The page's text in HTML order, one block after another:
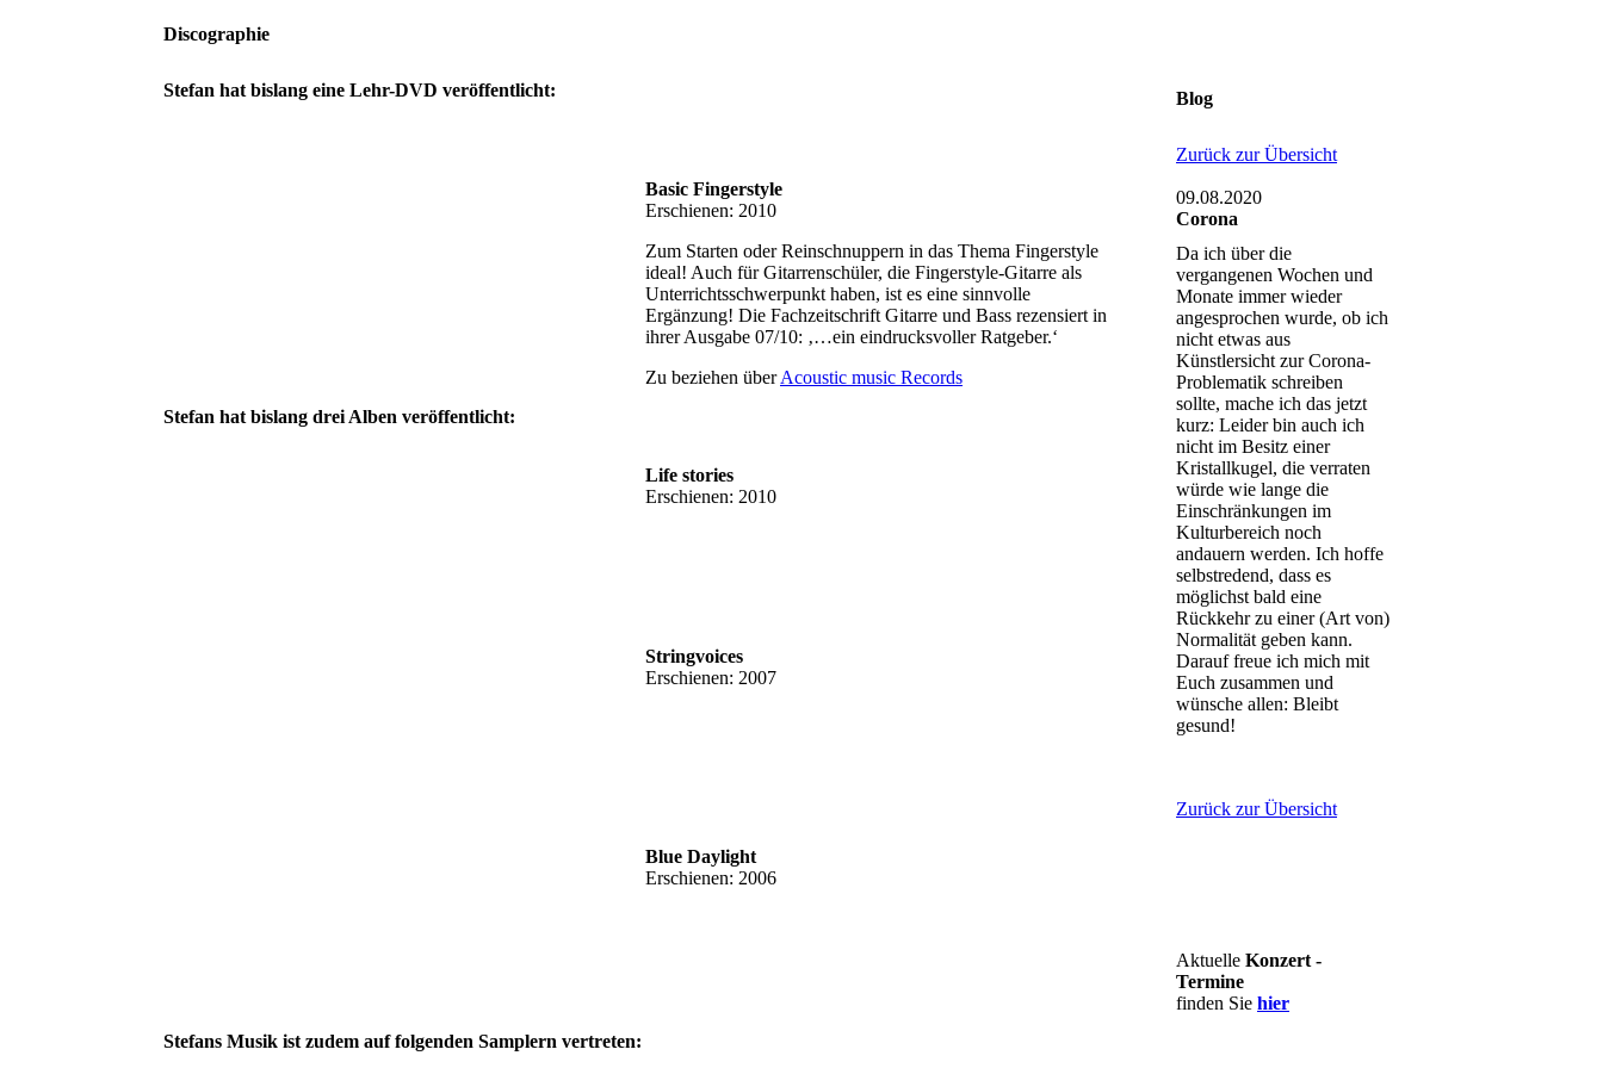
Discographie
Stefan hat bislang eine Lehr-DVD veröffentlicht:
Basic Fingerstyle
Erschienen: 2010
Zum Starten oder Reinschnuppern in das Thema Fingerstyle
ideal! Auch für Gitarrenschüler, die Fingerstyle-Gitarre als
Unterrichtsschwerpunkt haben, ist es eine sinnvolle
Ergänzung! Die Fachzeitschrift Gitarre und Bass rezensiert in
ihrer Ausgabe 07/10: ‚…ein eindrucksvoller Ratgeber.‘
Zu beziehen überAcoustic music Records
Stefan hat bislang drei Alben veröffentlicht:
Life stories
Erschienen: 2010
Stringvoices
Erschienen: 2007
Blue Daylight
Erschienen: 2006
Stefans Musik ist zudem auf folgenden Samplern vertreten:
Blog
Zurück zur Übersicht
09.08.2020
Corona
Da ich über die
vergangenen Wochen und
Monate immer wieder
angesprochen wurde, ob ich
nicht etwas aus
Künstlersicht zur Corona-
Problematik schreiben
sollte, mache ich das jetzt
kurz: Leider bin auch ich
nicht im Besitz einer
Kristallkugel, die verraten
würde wie lange die
Einschränkungen im
Kulturbereich noch
andauern werden. Ich hoffe
selbstredend, dass es
möglichst bald eine
Rückkehr zu einer (Art von)
Normalität geben kann.
Darauf freue ich mich mit
Euch zusammen und
wünsche allen: Bleibt
gesund!
Zurück zur Übersicht
Aktuelle Konzert -
Termine
finden Sie hier